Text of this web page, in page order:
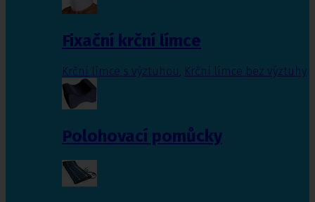
Fixační krční límce
Krční límce s výztuhou Krční límce bez výztuhy
Polohovací pomůcky